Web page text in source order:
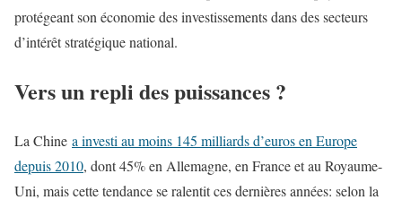
protégeant son économie des investissements dans des secteurs
d’intérêt stratégique national.
Vers un repli des puissances ?
La Chine a investi au moins 145 milliards d’euros en Europe
depuis 2010, dont 45% en Allemagne, en France et au Royaume-
Uni, mais cette tendance se ralentit ces dernières années: selon la